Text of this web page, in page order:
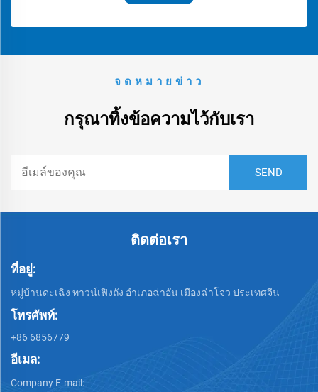
จดหมายข่าว
กรุณาทิ้งข้อความไว้กับเรา
ติดต่อเรา
ที่อยู่:
หมู่บ้านดะเฉิง ทาวน์เฟิงถัง อำเภอฉ่าอัน เมืองฉ่าโจว ประเทศจีน
โทรศัพท์:
+86 6856779
อีเมล:
Company E-mail: